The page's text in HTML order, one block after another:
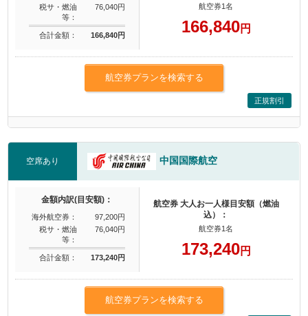
税サ・燃油
等：
76,040円
合計金額： 166,840円
航空券1名
166,840円
航空券プランを検索する
正規割引
空席あり 中国国際航空
金額内訳(目安額)：
海外航空券：
97,200円
税サ・燃油
等：
76,040円
合計金額： 173,240円
航空券 大人お一人様目安額（燃油
込）：
航空券1名
173,240円
航空券プランを検索する